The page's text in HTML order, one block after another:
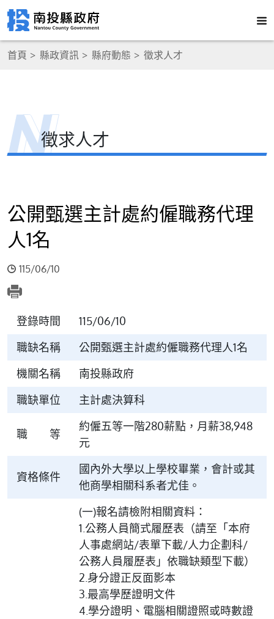
首頁 縣政資訊 縣府動態 徵求人才
徵求人才
公開甄選主計處約僱職務代理
人1名
115/06/10
登錄時間
115/06/10
職缺名稱
公開甄選主計處約僱職務代理人1名
機關名稱
南投縣政府
職缺單位
主計處決算科
職 等
約僱五等一階280薪點，月薪38,948
元
資格條件
國內外大學以上學校畢業，會計或其
他商學相關科系者尤佳。
(一)報名請檢附相關資料：
1.公務人員簡式履歷表（請至「本府
人事處網站/表單下載/人力企劃科/
公務人員履歷表」依職缺類型下載）
2.身分證正反面影本
3.最高學歷證明文件
4.學分證明、電腦相關證照或時數證